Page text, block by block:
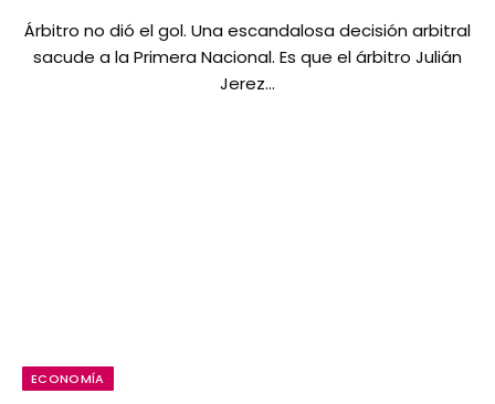
Árbitro no dió el gol. Una escandalosa decisión arbitral
sacude a la Primera Nacional. Es que el árbitro Julián
Jerez…
ECONOMÍA